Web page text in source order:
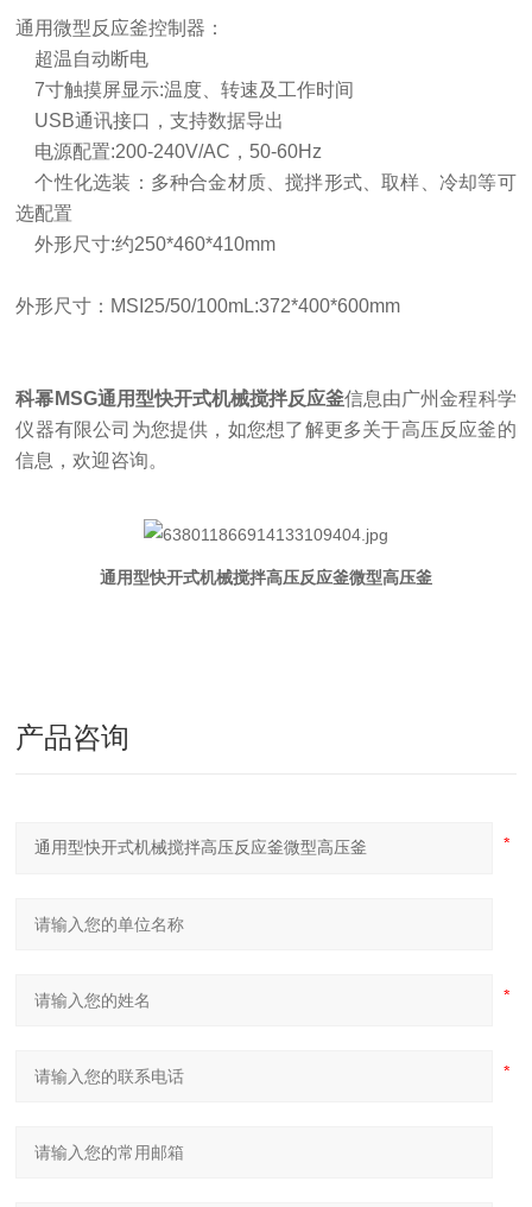
通用微型反应釜控制器：
超温自动断电
7寸触摸屏显示:温度、转速及工作时间
USB通讯接口，支持数据导出
电源配置:200-240V/AC，50-60Hz
个性化选装：多种合金材质、搅拌形式、取样、冷却等可
选配置
外形尺寸:约250*460*410mm
外形尺寸： MSI25/50/100mL:372*400*600mm
科幂 MSG通用型快开式机械搅拌反应釜信息由广州金程科学
仪器有限公司为您提供，如您想了解更多关于高压反应釜的
信息，欢迎咨询。
通用型快开式机械搅拌高压反应釜微型高压釜
产品咨询